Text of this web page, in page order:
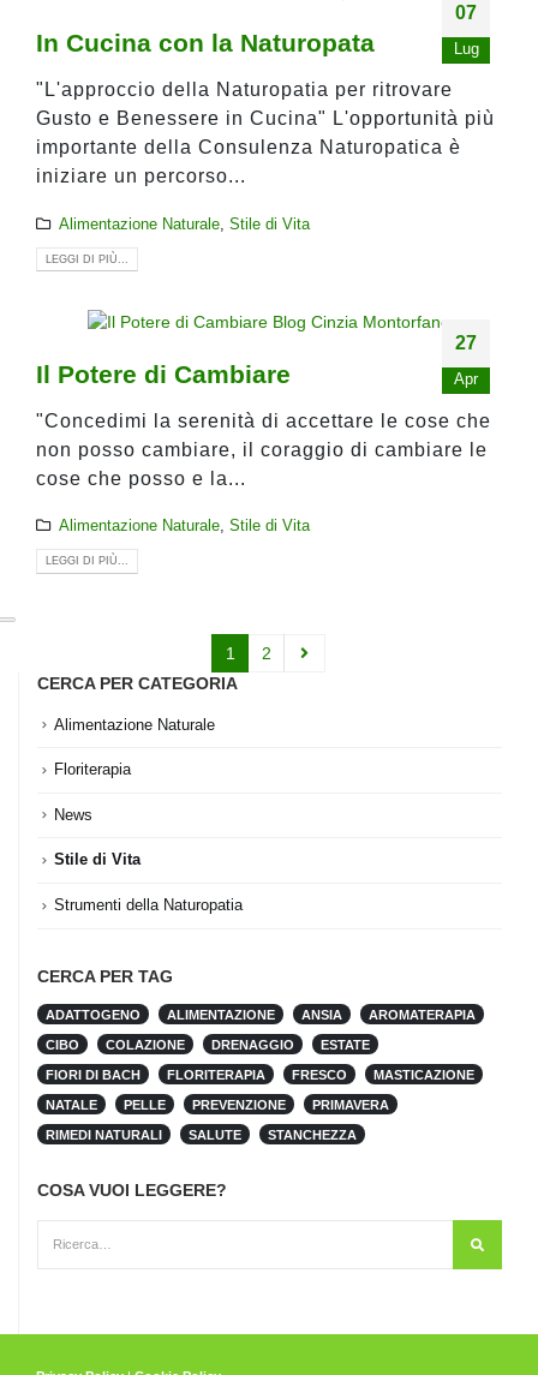
07
Lug
In Cucina con la Naturopata
"L'approccio della Naturopatia per ritrovare
Gusto e Benessere in Cucina" L'opportunità più
importante della Consulenza Naturopatica è
iniziare un percorso...
Alimentazione Naturale, Stile di Vita
LEGGI DI PIÙ...
27
Apr
Il Potere di Cambiare
"Concedimi la serenità di accettare le cose che
non posso cambiare, il coraggio di cambiare le
cose che posso e la...
Alimentazione Naturale, Stile di Vita
LEGGI DI PIÙ...
1
2
CERCA PER CATEGORIA
Alimentazione Naturale
Floriterapia
News
Stile di Vita
Strumenti della Naturopatia
CERCA PER TAG
ADATTOGENO ALIMENTAZIONE ANSIA AROMATERAPIA
CIBO COLAZIONE DRENAGGIO ESTATE
FIORI DI BACH FLORITERAPIA FRESCO MASTICAZIONE
NATALE PELLE PREVENZIONE PRIMAVERA
RIMEDI NATURALI SALUTE STANCHEZZA
COSA VUOI LEGGERE?